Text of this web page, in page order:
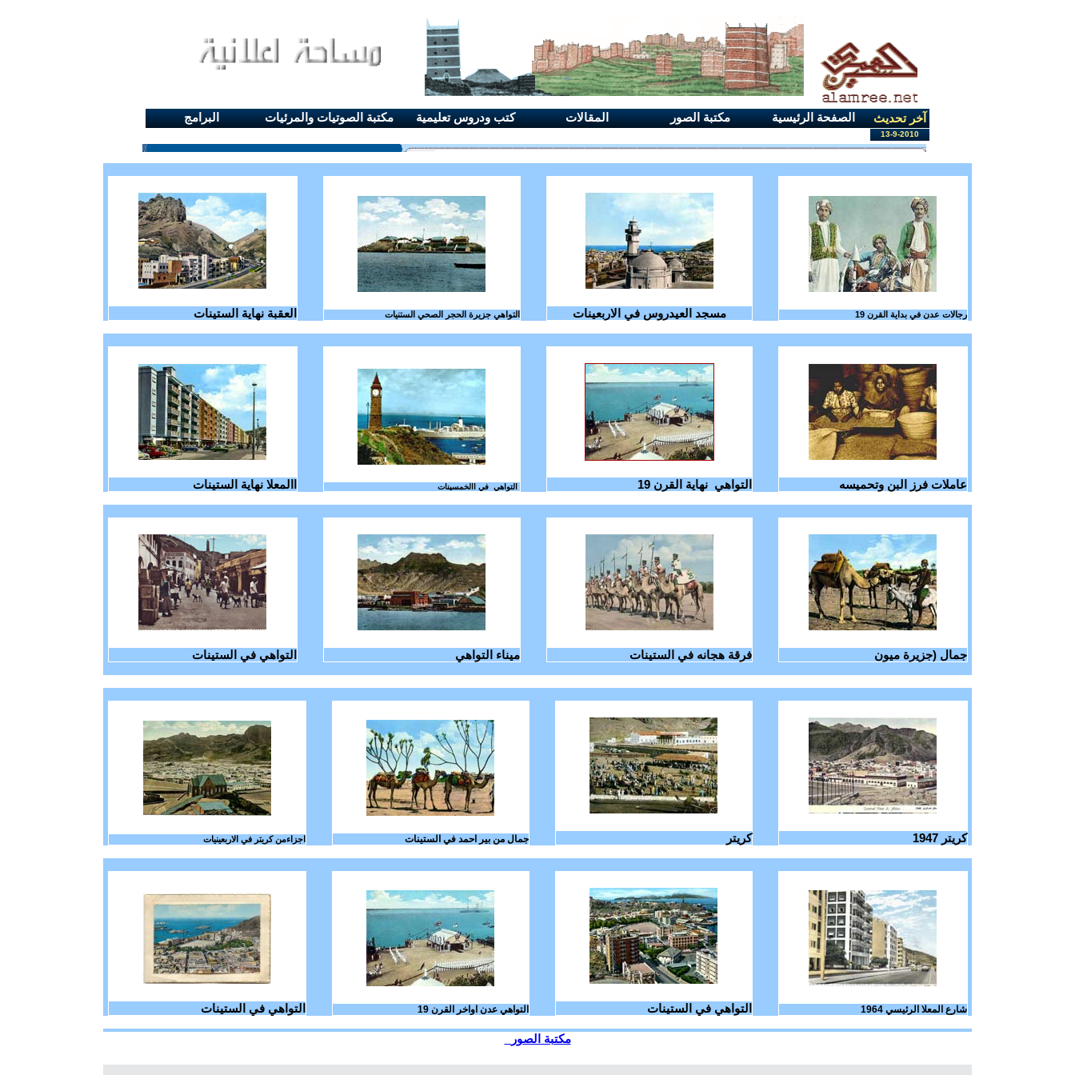
البرامج مكتبة الصوتيات والمرئيات كتب ودروس تعليمية المقالات مكتبة الصور الصفحة الرئيسية آخر تحديث
13-9-2010
العقبة نهاية الستينات التواهي جزيرة الحجر الصحي الستنيات مسجد العيدروس في الاربعينات رجالات عدن في بداية القرن 19
االمعلا نهاية الستينات التواهي التواهي نهاية القرن 19 عاملات فرز البن وتحميسه
التواهي في الستينات ميناء التواهي فرقة هجانه في الستينات جمال (جزيرة ميون
اجزاءمن كريتر في الاربعينيات جمال من بير احمد في الستينات كريتر كريتر 1947
التواهي في الستينات التواهي عدن اواخر القرن 19 التواهي في الستينات شارع المعلا الرئيسي 1964
مكتبة الصور